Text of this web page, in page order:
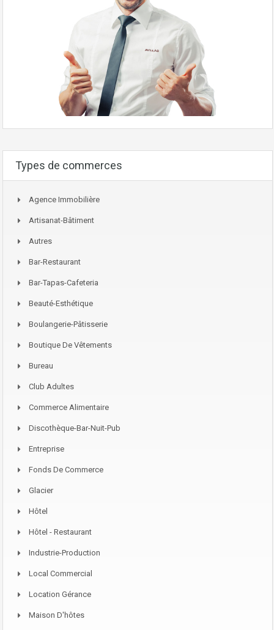
Types de commerces
Agence Immobilière
Artisanat-Bâtiment
Autres
Bar-Restaurant
Bar-Tapas-Cafeteria
Beauté-Esthétique
Boulangerie-Pâtisserie
Boutique De Vêtements
Bureau
Club Adultes
Commerce Alimentaire
Discothèque-Bar-Nuit-Pub
Entreprise
Fonds De Commerce
Glacier
Hôtel
Hôtel - Restaurant
Industrie-Production
Local Commercial
Location Gérance
Maison D'hôtes